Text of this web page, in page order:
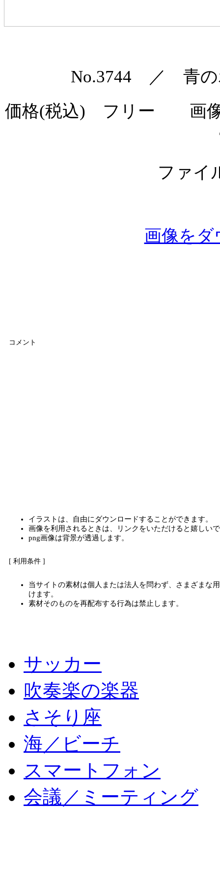
No.3744 ／ 青の
価格(税込) フリー 画
ファイ
画像をダ
コメント
イラストは、自由にダウンロードすることができます。
画像を利用されるときは、リンクをいただけると嬉しい
png画像は背景が透過します。
[ 利用条件 ]
当サイトの素材は個人または法人を問わず、さまざまな
けます。
素材そのものを再配布する行為は禁止します。
サッカー
吹奏楽の楽器
さそり座
海／ビーチ
スマートフォン
会議／ミーティング